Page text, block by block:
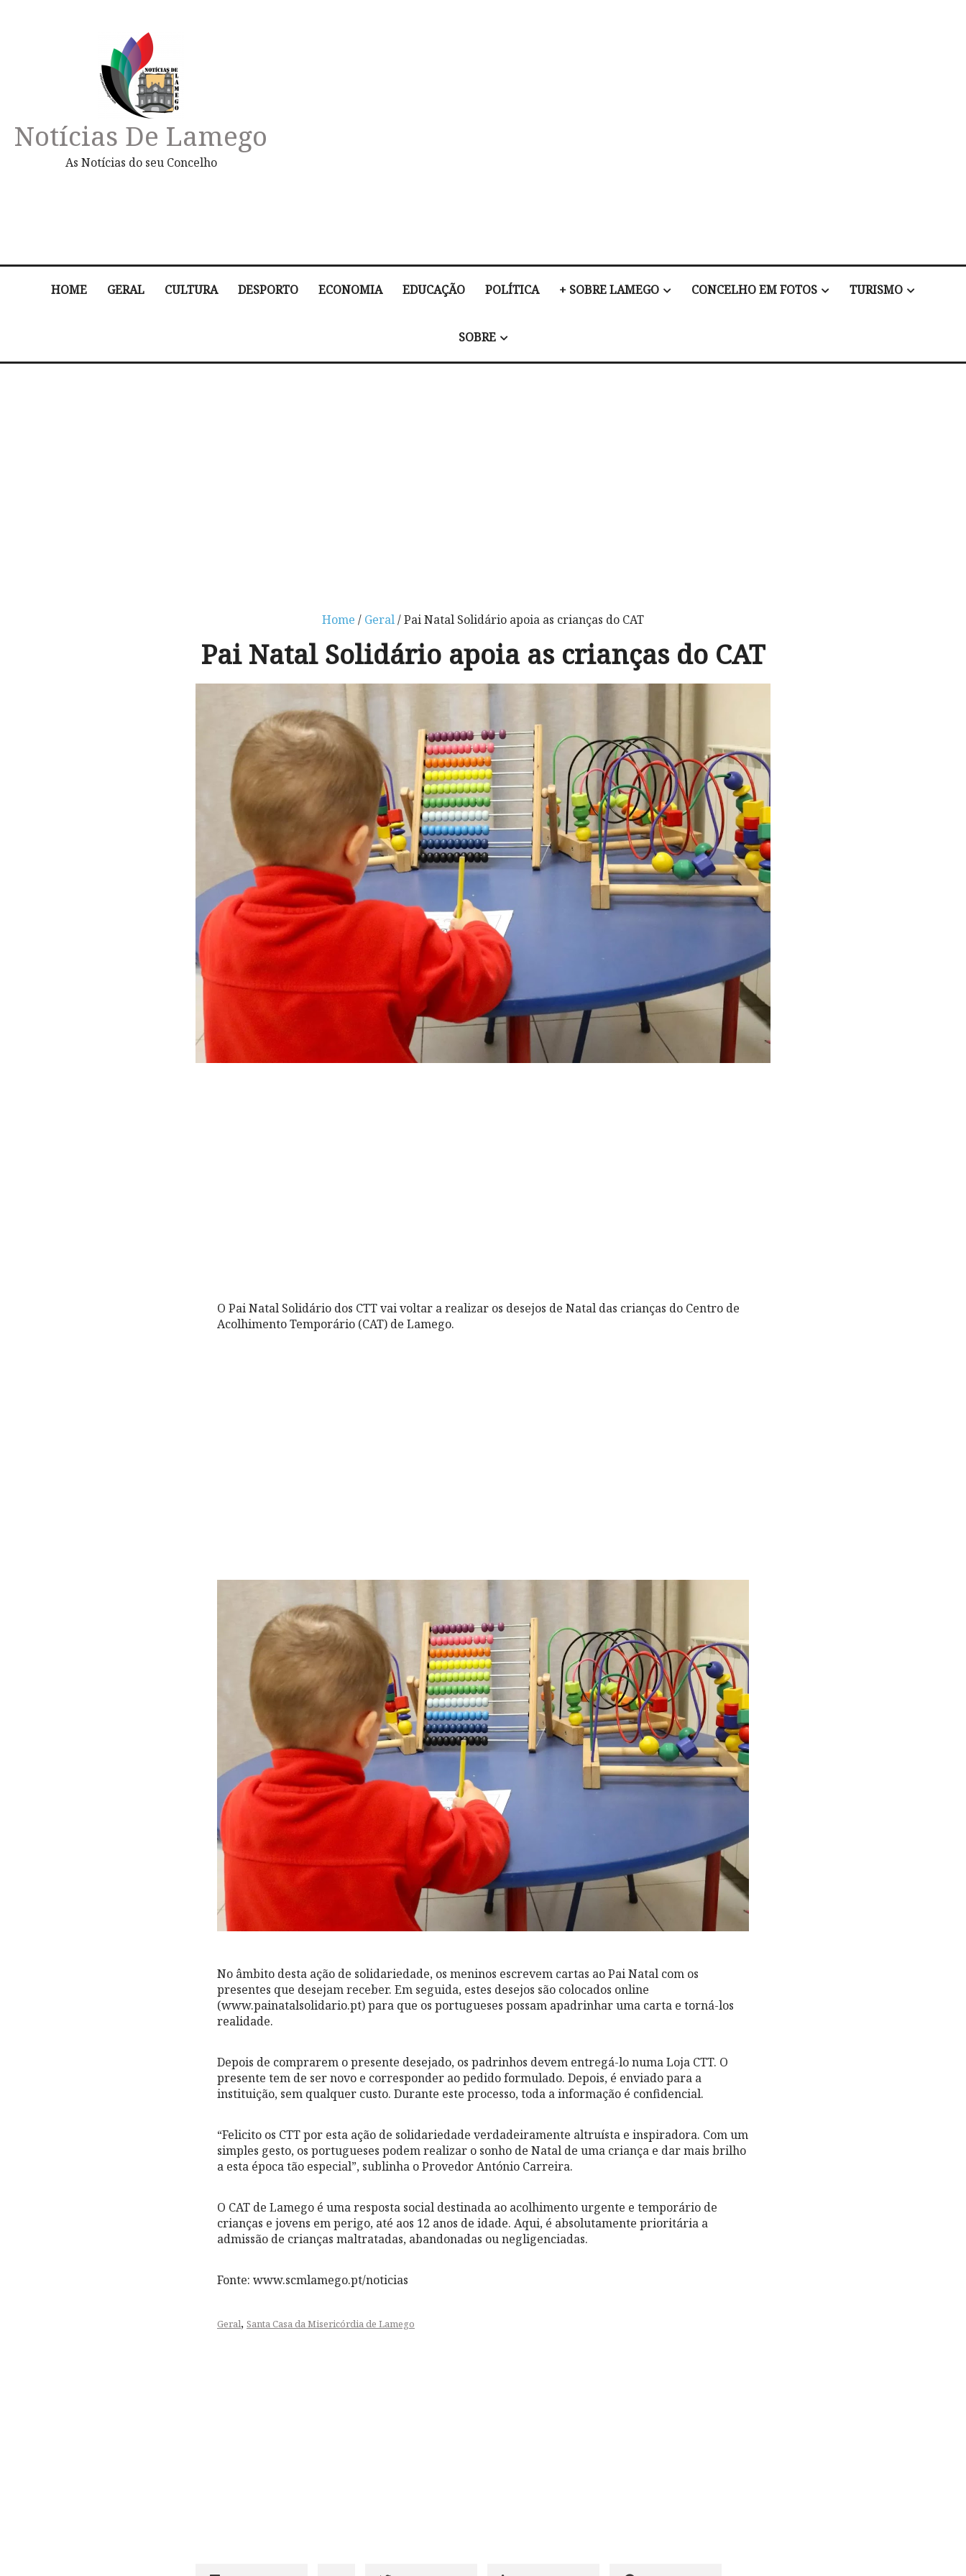
Notícias De Lamego
As Notícias do seu Concelho
HOME GERAL CULTURA DESPORTO ECONOMIA EDUCAÇÃO POLÍTICA + SOBRE LAMEGO CONCELHO EM FOTOS TURISMO
SOBRE
Home / Geral/ Pai Natal Solidário apoia as crianças do CAT
Pai Natal Solidário apoia as crianças do CAT
O Pai Natal Solidário dos CTT vai voltar a realizar os desejos de Natal das crianças do Centro de
Acolhimento Temporário (CAT) de Lamego.
No âmbito desta ação de solidariedade, os meninos escrevem cartas ao Pai Natal com os
presentes que desejam receber. Em seguida, estes desejos são colocados online
(www.painatalsolidario.pt) para que os portugueses possam apadrinhar uma carta e torná-los
realidade.
Depois de comprarem o presente desejado, os padrinhos devem entregá-lo numa Loja CTT. O
presente tem de ser novo e corresponder ao pedido formulado. Depois, é enviado para a
instituição, sem qualquer custo. Durante este processo, toda a informação é confidencial.
“Felicito os CTT por esta ação de solidariedade verdadeiramente altruísta e inspiradora. Com um
simples gesto, os portugueses podem realizar o sonho de Natal de uma criança e dar mais brilho
a esta época tão especial”, sublinha o Provedor António Carreira.
O CAT de Lamego é uma resposta social destinada ao acolhimento urgente e temporário de
crianças e jovens em perigo, até aos 12 anos de idade. Aqui, é absolutamente prioritária a
admissão de crianças maltratadas, abandonadas ou negligenciadas.
Fonte: www.scmlamego.pt/noticias
Geral, Santa Casa da Misericórdia de Lamego